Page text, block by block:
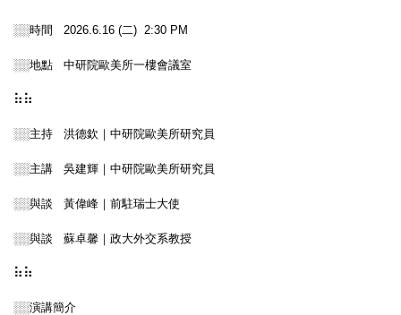
░░時間 2026.6.16 (二) 2:30 PM
░░地點 中研院歐美所一樓會議室
⠷⠷
░░主持 洪德欽｜中研院歐美所研究員
░░主講 吳建輝｜中研院歐美所研究員
░░與談 黃偉峰｜前駐瑞士大使
░░與談 蘇卓馨｜政大外交系教授
⠷⠷
░░演講簡介